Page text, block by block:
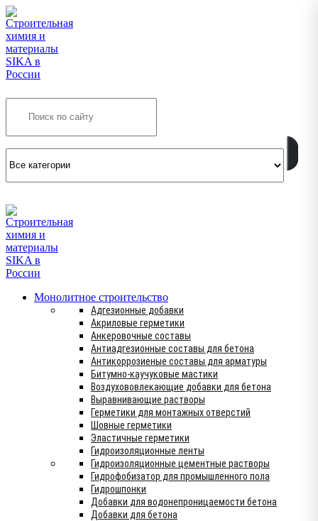
Монолитное строительство
Адгезионные добавки
Акриловые герметики
Анкеровочные составы
Антиадгезионные составы для бетона
Антикоррозиеные составы для арматуры
Битумно-каучуковые мастики
Воздухововлекающие добавки для бетона
Выравнивающие растворы
Герметики для монтажных отверстий
Шовные герметики
Эластичные герметики
Гидроизоляционные ленты
Гидроизоляционные цементные растворы
Гидрофобизатор для промышленного пола
Гидрошпонки
Добавки для водонепроницаемости бетона
Добавки для бетона